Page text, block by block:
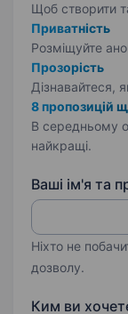
Щоб створити
Приватність
Розміщуйте
Прозорість
Дізнавайтеся,
8 пропозицій
В середньому
найкращі.
Ваші ім'я та
Ніхто не
дозволу.
Ким ви